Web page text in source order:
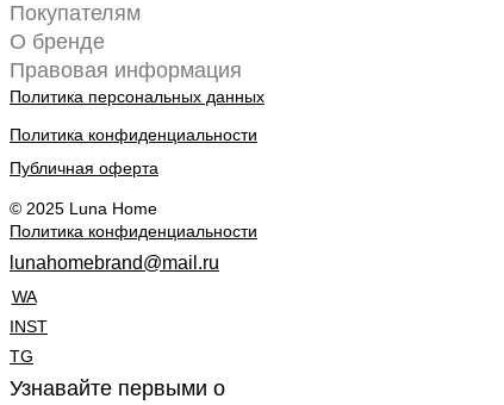
Покупателям
О бренде
Правовая информация
Политика персональных данных
Политика конфиденциальности
Публичная оферта
© 2025 Luna Home
Политика конфиденциальности
lunahomebrand@mail.ru
WA
INST
TG
Узнавайте первыми о